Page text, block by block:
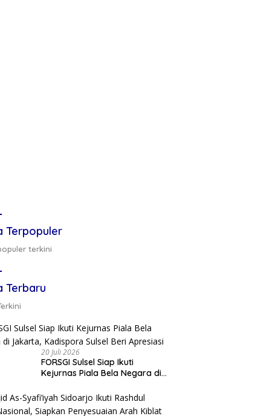
Terpopuler
terkini
Terbaru
20 Juli 2026
FORSGI Sulsel Siap Ikuti
Kejurnas Piala Bela Negara di
Apresiasi